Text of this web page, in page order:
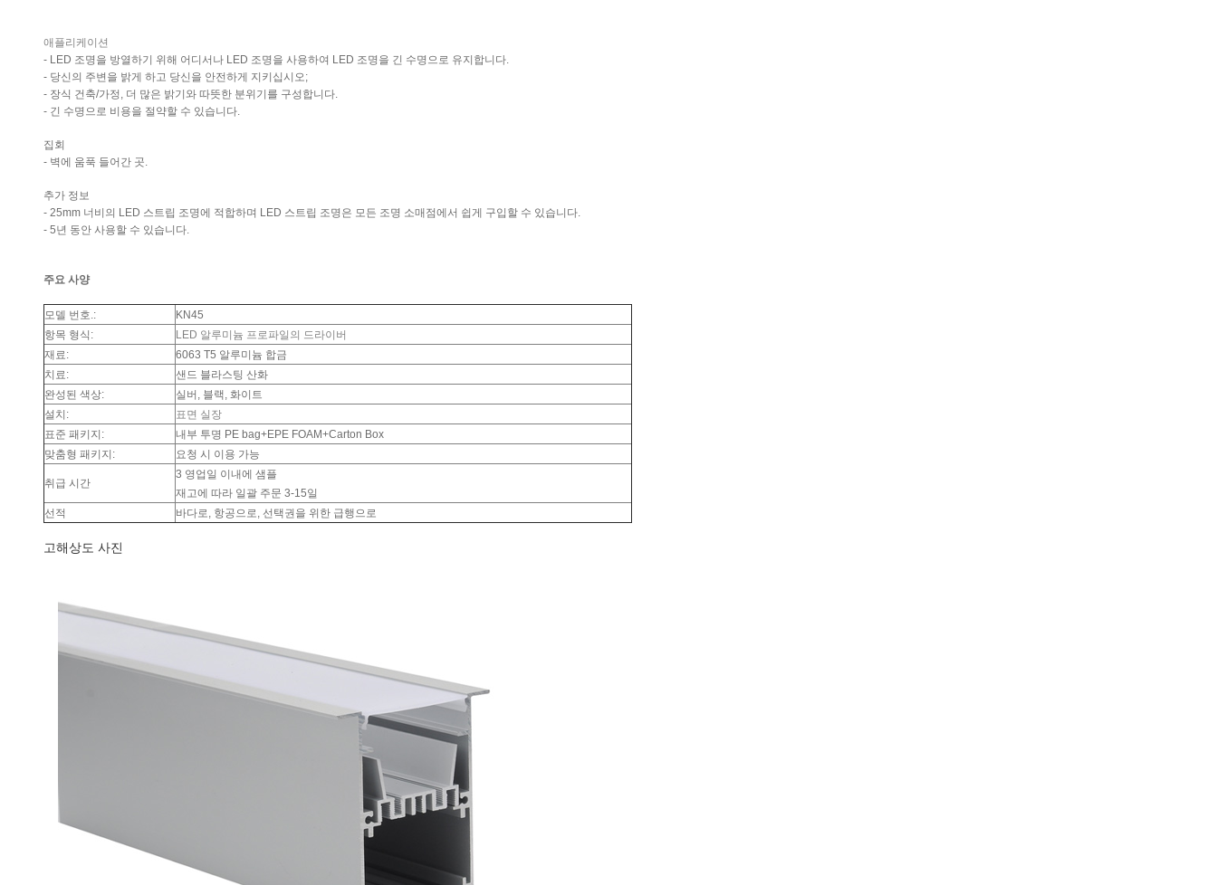
애플리케이션
- LED 조명을 방열하기 위해 어디서나 LED 조명을 사용하여 LED 조명을 긴 수명으로 유지합니다.
- 당신의 주변을 밝게 하고 당신을 안전하게 지키십시오;
- 장식 건축/가정, 더 많은 밝기와 따뜻한 분위기를 구성합니다.
- 긴 수명으로 비용을 절약할 수 있습니다.
집회
- 벽에 움푹 들어간 곳.
추가 정보
- 25mm 너비의 LED 스트립 조명에 적합하며 LED 스트립 조명은 모든 조명 소매점에서 쉽게 구입할 수 있습니다.
- 5년 동안 사용할 수 있습니다.
주요 사양
모델 번호.:
KN45
항목 형식:
LED 알루미늄 프로파일의 드라이버
재료:
6063 T5 알루미늄 합금
치료:
샌드 블라스팅 산화
완성된 색상:
실버, 블랙, 화이트
설치:
표면 실장
표준 패키지:
내부 투명 PE bag+EPE FOAM+Carton Box
맞춤형 패키지:
요청 시 이용 가능
취급 시간
3 영업일 이내에 샘플
재고에 따라 일괄 주문 3-15일
선적
바다로, 항공으로, 선택권을 위한 급행으로
고해상도 사진